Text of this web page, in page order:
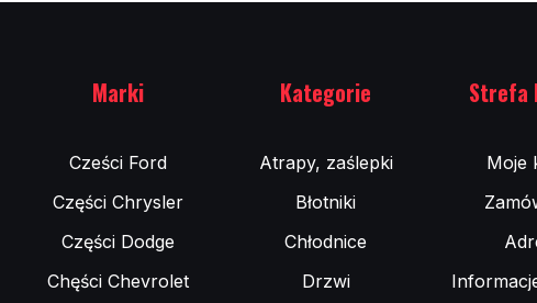
Marki
Cześci Ford
Części Chrysler
Części Dodge
Chęści Chevrolet
Kategorie
Atrapy, zaślepki
Błotniki
Chłodnice
Drzwi
Strefa
Moje